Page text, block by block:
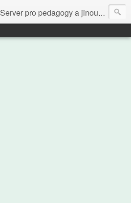
Server pro pedagogy a jinou zvířenu